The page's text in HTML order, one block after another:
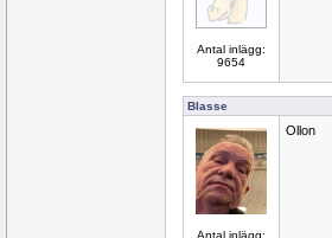
Antal inlägg:
9654
Blasse
Ollon